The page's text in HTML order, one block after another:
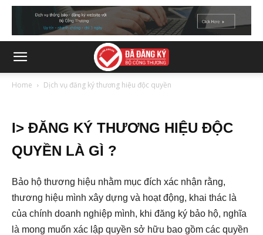
Home Dịch vụ đăng ký thương hiệu độc quyền
I> ĐĂNG KÝ THƯƠNG HIỆU ĐỘC
QUYỀN LÀ GÌ ?
Bảo hộ thương hiệu nhằm mục đích xác nhận rằng,
thương hiệu mình xây dựng và hoạt động, khai thác là
của chính doanh nghiệp mình, khi đăng ký bảo hộ, nghĩa
là mong muốn xác lập quyền sở hữu bao gồm các quyền